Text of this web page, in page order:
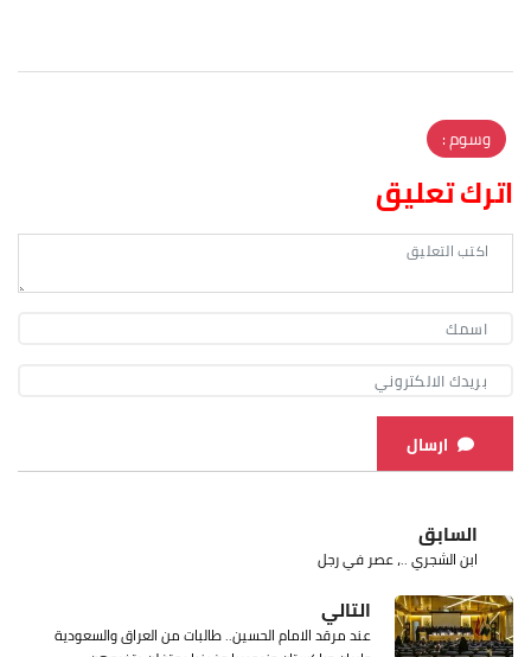
وسوم :
اترك تعليق
ارسال
السابق
ابن الشجري ..، عصر في رجل
التالي
عند مرقد الامام الحسين.. طالبات من العراق والسعودية